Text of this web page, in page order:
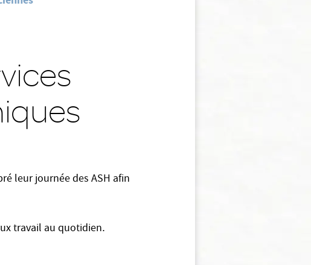
leur journée des ASH​ afin
travail au quotidien.